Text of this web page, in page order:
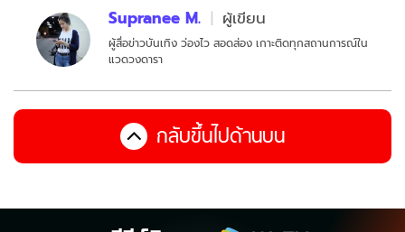
Supranee M. ผู้เขียน
ผู้สื่อข่าวบันเทิง ว่องไว สอดส่อง เกาะติดทุกสถานการณ์ใน
แวดวงดารา
กลับขึ้นไปด้านบน